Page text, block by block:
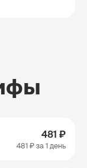
481 ₽
481 ₽ за 1 день